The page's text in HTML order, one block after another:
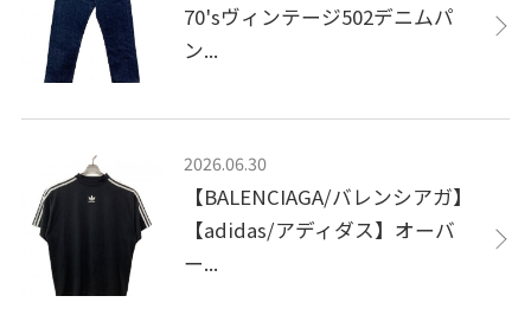
70'sヴィンテージ502デニムパ
ン...
2026.06.30
【BALENCIAGA/バレンシアガ】
【adidas/アディダス】オーバ
ー...